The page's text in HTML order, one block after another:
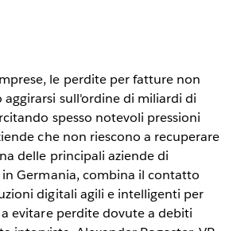
le perdite per fatture non
aggirarsi sull'ordine di miliardi di
spesso notevoli pressioni
che non riescono a recuperare
delle principali aziende di
Germania, combina il contatto
digitali agili e intelligenti per
evitare perdite dovute a debiti